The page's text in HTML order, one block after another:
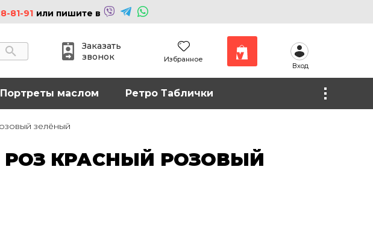
81-91 или пишите в
Заказать
звонок
Избранное
Вход
Портреты маслом Ретро Таблички
зелёный
КРАСНЫЙ РОЗОВЫЙ
на холсте
на стекле
Наши работы